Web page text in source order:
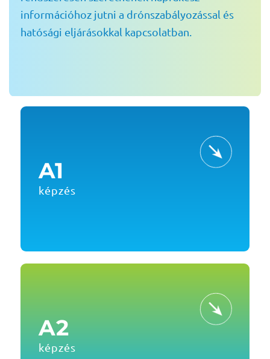
információhoz jutni a drónszabályozással és
hatósági eljárásokkal kapcsolatban.
A1
képzés
A2
képzés